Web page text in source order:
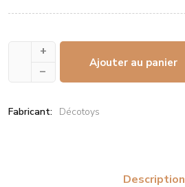
+
–
Ajouter au panier
Fabricant: Décotoys
Description